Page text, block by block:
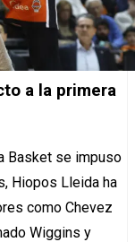
a la primera
Basket se impuso
Hiopos Lleida ha
como Chevez
Wiggins y